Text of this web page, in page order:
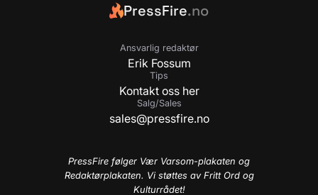
PressFire.no
Ansvarlig redaktør
Erik Fossum
Tips
Kontakt oss her
Salg/Sales
sales@pressfire.no
PressFire følger Vær Varsom-plakaten og
Redaktørplakaten. Vi støttes av Fritt Ord og
Kulturrådet!